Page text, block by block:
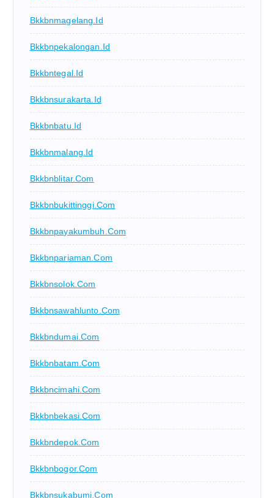
Bkkbnmagelang.id
Bkkbnpekalongan.id
Bkkbntegal.id
Bkkbnsurakarta.id
Bkkbnbatu.id
Bkkbnmalang.id
Bkkbnblitar.com
Bkkbnbukittinggi.com
Bkkbnpayakumbuh.com
Bkkbnpariaman.com
Bkkbnsolok.com
Bkkbnsawahlunto.com
Bkkbndumai.com
Bkkbnbatam.com
Bkkbncimahi.com
Bkkbnbekasi.com
Bkkbndepok.com
Bkkbnbogor.com
Bkkbnsukabumi.com